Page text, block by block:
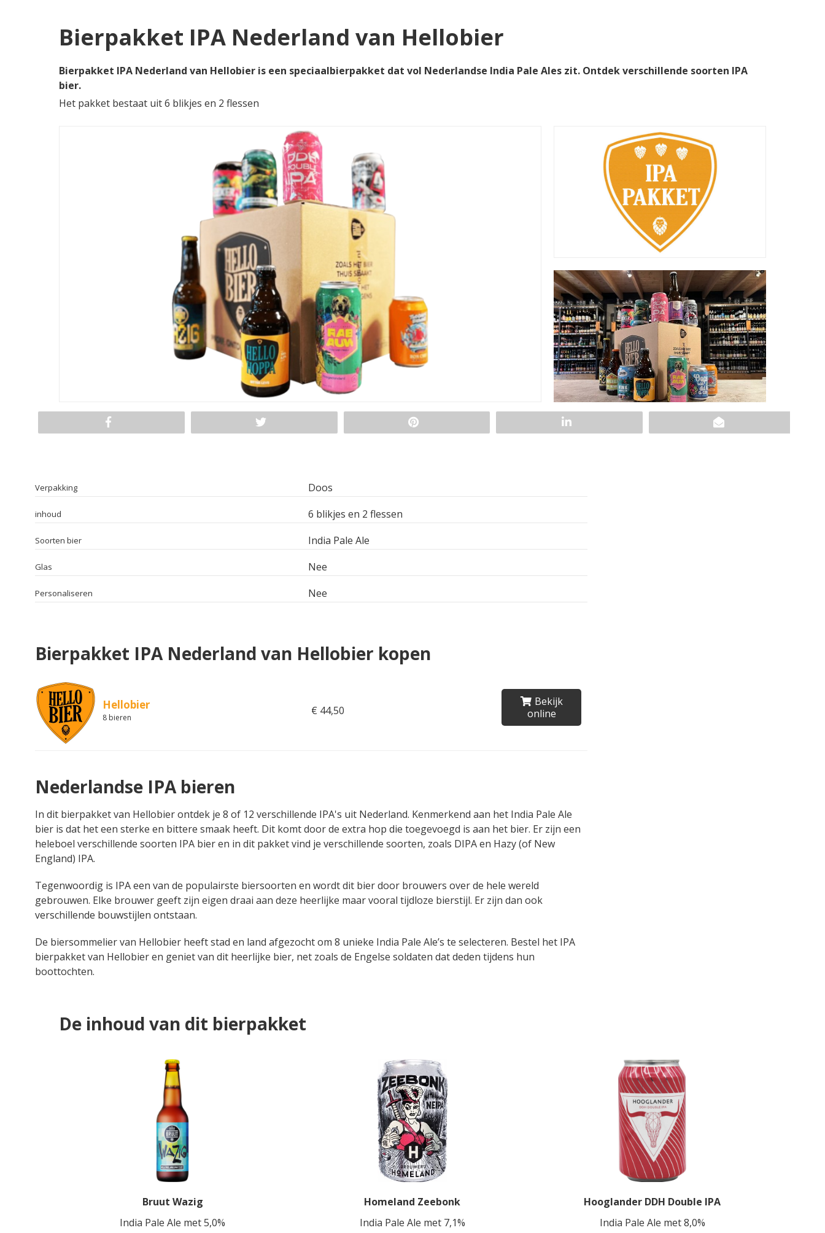
Bierpakket IPA Nederland van Hellobier
Bierpakket IPA Nederland van Hellobier is een speciaalbierpakket dat vol Nederlandse India Pale Ales zit. Ontdek verschillende soorten IPA
bier.
Het pakket bestaat uit 6 blikjes en 2 flessen
Verpakking Doos
inhoud 6 blikjes en 2 flessen
Soorten bier India Pale Ale
Glas Nee
Personaliseren Nee
Bierpakket IPA Nederland van Hellobier kopen
Hellobier
8 bieren
€ 44,50
Bekijk
online
Nederlandse IPA bieren
In dit bierpakket van Hellobier ontdek je 8 of 12 verschillende IPA's uit Nederland. Kenmerkend aan het India Pale Ale
bier is dat het een sterke en bittere smaak heeft. Dit komt door de extra hop die toegevoegd is aan het bier. Er zijn een
heleboel verschillende soorten IPA bier en in dit pakket vind je verschillende soorten, zoals DIPA en Hazy (of New
England) IPA.
Tegenwoordig is IPA een van de populairste biersoorten en wordt dit bier door brouwers over de hele wereld
gebrouwen. Elke brouwer geeft zijn eigen draai aan deze heerlijke maar vooral tijdloze bierstijl. Er zijn dan ook
verschillende bouwstijlen ontstaan.
De biersommelier van Hellobier heeft stad en land afgezocht om 8 unieke India Pale Ale’s te selecteren. Bestel het IPA
bierpakket van Hellobier en geniet van dit heerlijke bier, net zoals de Engelse soldaten dat deden tijdens hun
boottochten.
De inhoud van dit bierpakket
Bruut Wazig
India Pale Ale met 5,0%
Homeland Zeebonk
India Pale Ale met 7,1%
Hooglander DDH Double IPA
India Pale Ale met 8,0%